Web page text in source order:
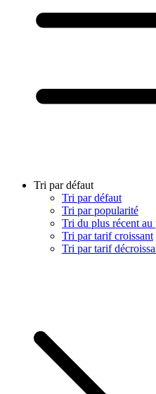
Tri par défaut
Tri par défaut
Tri par popularité
Tri du plus récent au
Tri par tarif croissant
Tri par tarif